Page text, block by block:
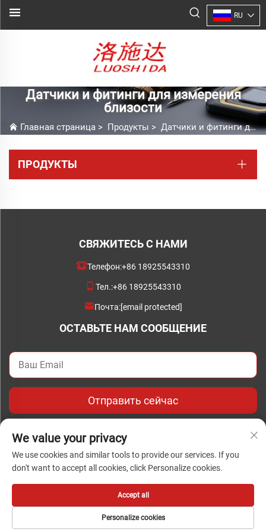
RU
Датчики и фитинги для измерения
близости
Главная страница > Продукты > Датчики и фитинги для измерения близости
ПРОДУКТЫ
СВЯЖИТЕСЬ С НАМИ
Телефон:+86 18925543310
Тел.:+86 18925543310
Почта:[email protected]
ОСТАВЬТЕ НАМ СООБЩЕНИЕ
Отправить сейчас
Industrial Automation Co., Ltd. Все права защищены
We value your privacy
We use cookies and similar tools to provide our services. If you
don't want to accept all cookies, click Personalize cookies.
Personalize cookies
Accept all